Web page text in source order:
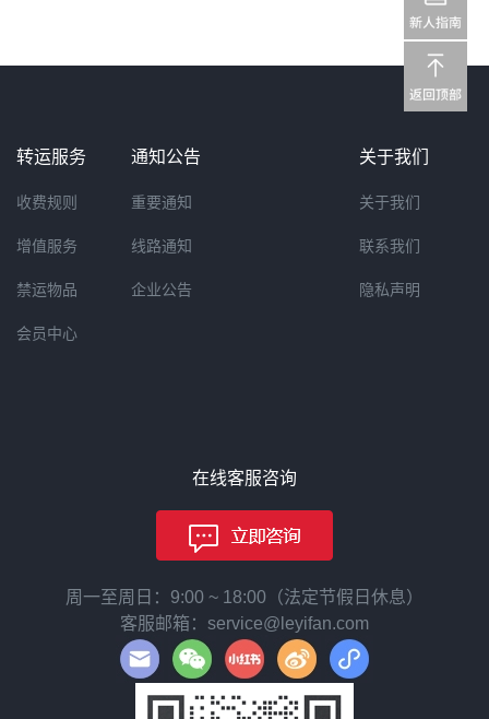
转运服务
收费规则
增值服务
禁运物品
会员中心
通知公告
重要通知
线路通知
企业公告
关于我们
关于我们
联系我们
隐私声明
在线客服咨询
周一至周日：9:00 ~ 18:00（法定节假日休息）
客服邮箱：service@leyifan.com